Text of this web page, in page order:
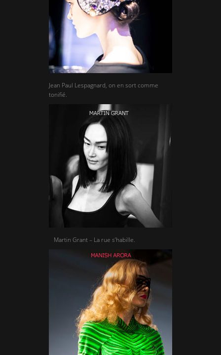
Jean Paul Lespagnard, on en sort comme
tonifié.
Martin Grant – La rue s’habille.